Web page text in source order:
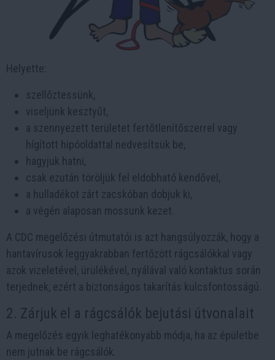
Helyette:
szellőztessünk,
viseljünk kesztyűt,
a szennyezett területet fertőtlenítőszerrel vagy
hígított hipóoldattal nedvesítsük be,
hagyjuk hatni,
csak ezután töröljük fel eldobható kendővel,
a hulladékot zárt zacskóban dobjuk ki,
a végén alaposan mossunk kezet.
A CDC megelőzési útmutatói is azt hangsúlyozzák, hogy a
hantavírusok leggyakrabban fertőzött rágcsálókkal vagy
azok vizeletével, ürülékével, nyálával való kontaktus során
terjednek, ezért a biztonságos takarítás kulcsfontosságú.
2. Zárjuk el a rágcsálók bejutási útvonalait
A megelőzés egyik leghatékonyabb módja, ha az épületbe
nem jutnak be rágcsálók.